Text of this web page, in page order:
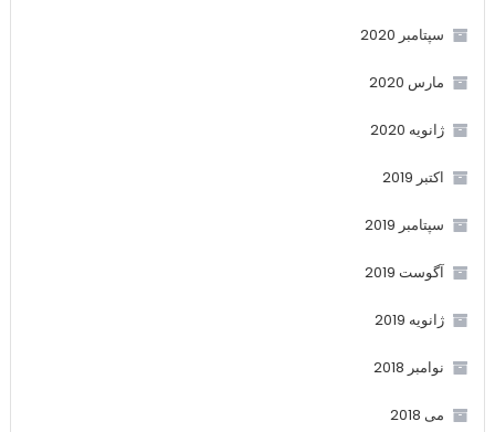
سپتامبر 2020
مارس 2020
ژانویه 2020
اکتبر 2019
سپتامبر 2019
آگوست 2019
ژانویه 2019
نوامبر 2018
می 2018